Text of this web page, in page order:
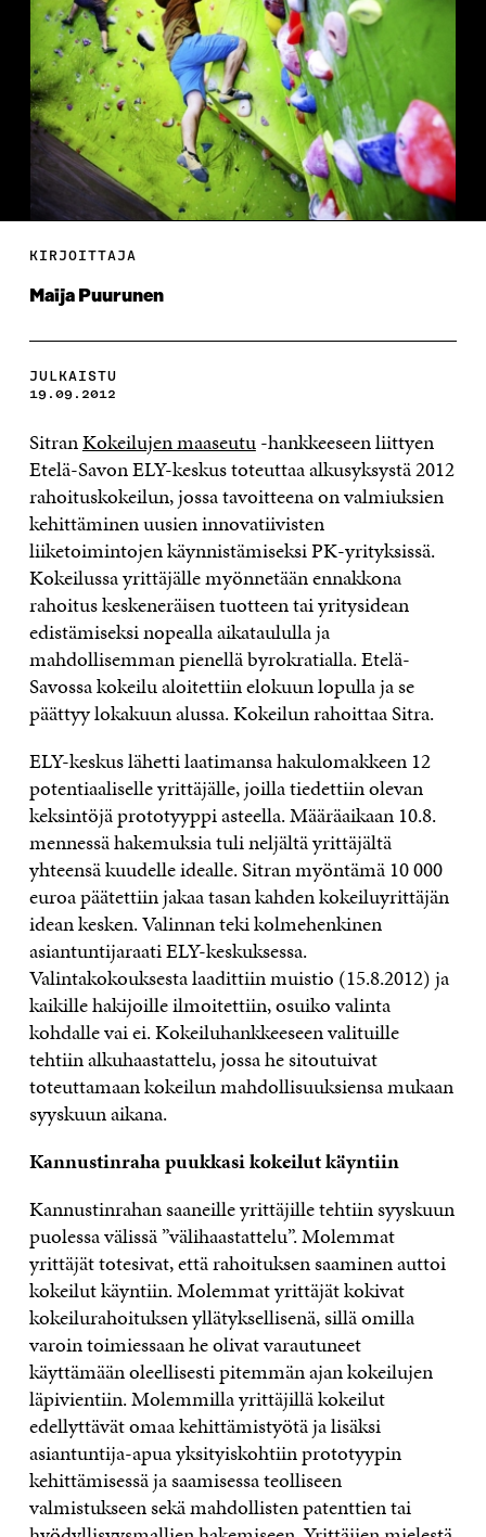
KIRJOITTAJA
Maija Puurunen
JULKAISTU
19.09.2012
SitranKokeilujen maaseutu-hankkeeseen liittyen
Etelä-Savon ELY-keskus toteuttaa alkusyksystä 2012
rahoituskokeilun, jossa tavoitteena on valmiuksien
kehittäminen uusien innovatiivisten
liiketoimintojen käynnistämiseksi PK-yrityksissä.
Kokeilussa yrittäjälle myönnetään ennakkona
rahoitus keskeneräisen tuotteen tai yritysidean
edistämiseksi nopealla aikataululla ja
mahdollisemman pienellä byrokratialla. Etelä-
Savossa kokeilu aloitettiin elokuun lopulla ja se
päättyy lokakuun alussa. Kokeilun rahoittaa Sitra.
ELY-keskus lähetti laatimansa hakulomakkeen 12
potentiaaliselle yrittäjälle, joilla tiedettiin olevan
keksintöjä prototyyppi asteella. Määräaikaan 10.8.
mennessä hakemuksia tuli neljältä yrittäjältä
yhteensä kuudelle idealle. Sitran myöntämä 10 000
euroa päätettiin jakaa tasan kahden kokeiluyrittäjän
idean kesken. Valinnan teki kolmehenkinen
asiantuntijaraati ELY-keskuksessa.
Valintakokouksesta laadittiin muistio (15.8.2012) ja
kaikille hakijoille ilmoitettiin, osuiko valinta
kohdalle vai ei. Kokeiluhankkeeseen valituille
tehtiin alkuhaastattelu, jossa he sitoutuivat
toteuttamaan kokeilun mahdollisuuksiensa mukaan
syyskuun aikana.
Kannustinraha puukkasi kokeilut käyntiin
Kannustinrahan saaneille yrittäjille tehtiin syyskuun
puolessa välissä ”välihaastattelu”. Molemmat
yrittäjät totesivat, että rahoituksen saaminen auttoi
kokeilut käyntiin. Molemmat yrittäjät kokivat
kokeilurahoituksen yllätyksellisenä, sillä omilla
varoin toimiessaan he olivat varautuneet
käyttämään oleellisesti pitemmän ajan kokeilujen
läpivientiin. Molemmilla yrittäjillä kokeilut
edellyttävät omaa kehittämistyötä ja lisäksi
asiantuntija-apua yksityiskohtiin prototyypin
kehittämisessä ja saamisessa teolliseen
valmistukseen sekä mahdollisten patenttien tai